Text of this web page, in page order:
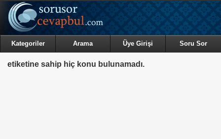
Kategoriler Arama Üye Girişi Soru Sor
etiketine sahip hiç konu bulunamadı.